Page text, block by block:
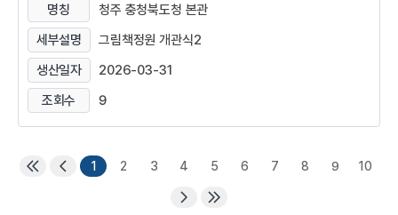
명칭
청주 충청북도청 본관
세부설명
그림책정원 개관식2
생산일자
2026-03-31
조회수
9
1 2 3 4 5 6 7 8 9 10